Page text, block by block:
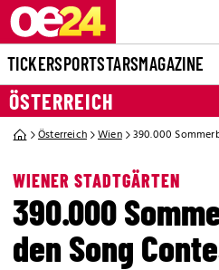
TICKERSPORTSTARSMAGAZINE
ÖSTERREICH
Österreich Wien 390.000
WIENER STADTGÄRTEN
390.000
den Song